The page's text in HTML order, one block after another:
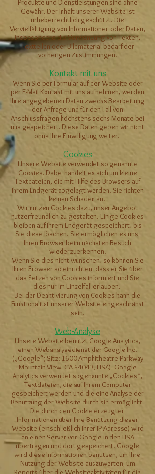
Produkte und Dienstleistungen sind ohne
Gewähr. Der Inhalt unserer-Website ist
urheberrechtlich geschützt. Die
Vervielfältigung von Informationen oder Daten,
insbesondere die Verwendung von Texten,
Textteilen oder Bildmaterial bedarf der
vorherigen Zustimmungen.
Kontakt mit uns
Wenn Sie per Formular auf der Website oder
per E-Mail Kontakt mit uns aufnehmen, werden
Ihre angegebenen Daten zwecks Bearbeitung
der Anfrage und für den Fall von
Anschlussfragen höchstens sechs Monate bei
uns gespeichert. Diese Daten geben wir nicht
ohne Ihre Einwilligung weiter.
Cookies
Unsere Website verwendet so genannte
Cookies. Dabei handelt es sich um kleine
Textdateien, die mit Hilfe des Browsers auf
Ihrem Endgerät abgelegt werden. Sie richten
keinen Schaden an.
Wir nutzen Cookies dazu, unser Angebot
nutzerfreundlich zu gestalten. Einige Cookies
bleiben auf Ihrem Endgerät gespeichert, bis
Sie diese löschen. Sie ermöglichen es uns,
Ihren Browser beim nächsten Besuch
wiederzuerkennen.
Wenn Sie dies nicht wünschen, so können Sie
Ihren Browser so einrichten, dass er Sie über
das Setzen von Cookies informiert und Sie
dies nur im Einzelfall erlauben.
Bei der Deaktivierung von Cookies kann die
Funktionalität unserer Website eingeschränkt
sein.
Web-Analyse
Unsere Website benutzt Google Analytics,
einen Webanalysedienst der Google Inc.
(„Google“; Sitz: 1600 Amphitheatre Parkway
Mountain View, CA 94043, USA). Google
Analytics verwendet sogenannte „Cookies“,
Textdateien, die auf Ihrem Computer
gespeichert werden und die eine Analyse der
Benutzung der Website durch sie ermöglicht.
Die durch den Cookie erzeugten
Informationen über Ihre Benützung dieser
Website (einschließlich Ihrer IP-Adresse) wird
an einen Server von Google in den USA
übertragen und dort gespeichert. Google
wird diese Informationen benutzen, um Ihre
Nutzung der Website auszuwerten, um
Reports über die Websiteaktivitäten für die